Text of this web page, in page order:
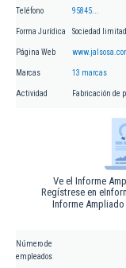
Teléfono 95845...
Forma Jurídica Sociedad
Página Web
Marcas 13 marcas
Actividad Fabricación de
Ve el Informe
Regístrese en
Informe
Número de
empleados